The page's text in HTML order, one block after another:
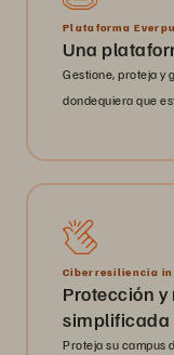
Plataforma
Una
Gestione, proteja y
dondequiera que
Ciberresiliencia
Protección
simplificada
Proteja su campus